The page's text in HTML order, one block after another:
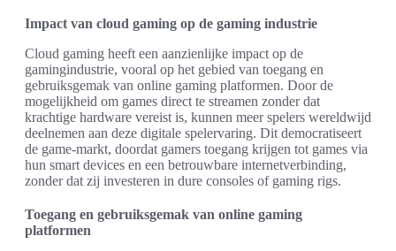
Impact van cloud gaming op de gaming industrie
Cloud gaming heeft een aanzienlijke impact op de
gamingindustrie, vooral op het gebied van toegang en
gebruiksgemak van online gaming platformen. Door de
mogelijkheid om games direct te streamen zonder dat
krachtige hardware vereist is, kunnen meer spelers wereldwijd
deelnemen aan deze digitale spelervaring. Dit democratiseert
de game-markt, doordat gamers toegang krijgen tot games via
hun smart devices en een betrouwbare internetverbinding,
zonder dat zij investeren in dure consoles of gaming rigs.
Toegang en gebruiksgemak van online gaming
platformen